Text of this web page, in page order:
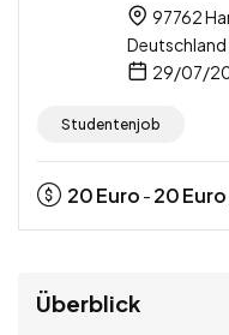
97762
Deutschland
29/07/
Studentenjob
20Euro - 20Euro
Überblick